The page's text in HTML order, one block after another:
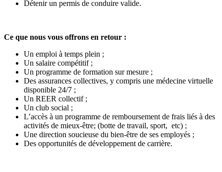
Détenir un permis de conduire valide.
Ce que nous vous offrons en retour :
Un emploi à temps plein ;
Un salaire compétitif ;
Un programme de formation sur mesure ;
Des assurances collectives, y compris une médecine virtuelle
disponible 24/7 ;
Un REER collectif ;
Un club social ;
L’accès à un programme de remboursement de frais liés à des
activités de mieux-être; (botte de travail, sport, etc) ;
Une direction soucieuse du bien-être de ses employés ;
Des opportunités de développement de carrière.